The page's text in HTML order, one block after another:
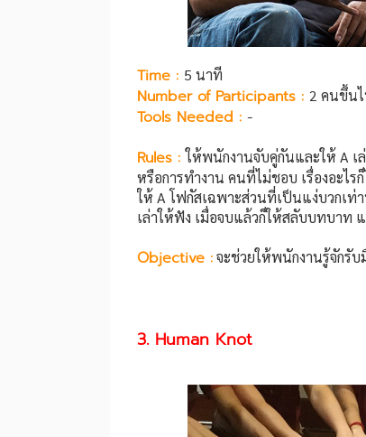
Time : 5 นาที
Number of Participants : 2 คนขึ้น
Tools Needed : -
Rules : ให้พนักงานจับคู่กันและให้ A เ
หรือการทำงาน คนที่ไม่ชอบ เรื่องอะไร
ให้ A โฟกัสเฉพาะส่วนที่เป็นแง่บวกเท่
เล่าให้ฟัง เมื่อจบแล้วก็ให้สลับบทบาท
Objective :จะช่วยให้พนักงานรู้จักรั
3. Human Knot